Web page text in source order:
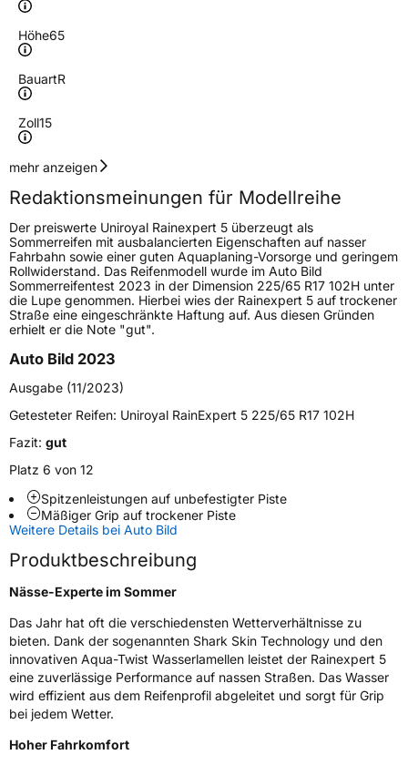
Höhe65
BauartR
Zoll15
Geschwindigkeitsindex
Höchstgeschwindigkeit
210 km/h
Lastindex91
Höchstlast615 kg
Gewicht (in kg)7,945 kg
FahrzeugtypPKW
VerwendungSommerreifen
Modellname
FahrzeugartPKW & SUV
Weitere Eigenschaften
SchlauchtypTL
ZustandNeureifen
EU Label
Effizienz C
mehr anzeigen
Redaktionsmeinungen für Modellreihe
Der preiswerte Uniroyal Rainexpert 5 überzeugt als
Sommerreifen mit ausbalancierten Eigenschaften auf nasser
Fahrbahn sowie einer guten Aquaplaning-Vorsorge und geringem
Rollwiderstand. Das Reifenmodell wurde im Auto Bild
Sommerreifentest 2023 in der Dimension 225/65 R17 102H unter
die Lupe genommen. Hierbei wies der Rainexpert 5 auf trockener
Straße eine eingeschränkte Haftung auf. Aus diesen Gründen
erhielt er die Note "gut".
Auto Bild 2023
Ausgabe (11/2023)
Getesteter Reifen: Uniroyal RainExpert 5 225/65 R17 102H
Fazit: gut
Platz 6 von 12
Spitzenleistungen auf unbefestigter Piste
Mäßiger Grip auf trockener Piste
Weitere Details bei Auto Bild
Produktbeschreibung
Nässe-Experte im Sommer
Das Jahr hat oft die verschiedensten Wetterverhältnisse zu
bieten. Dank der sogenannten Shark Skin Technology und den
innovativen Aqua-Twist Wasserlamellen leistet der Rainexpert 5
eine zuverlässige Performance auf nassen Straßen. Das Wasser
wird effizient aus dem Reifenprofil abgeleitet und sorgt für Grip
bei jedem Wetter.
Hoher Fahrkomfort